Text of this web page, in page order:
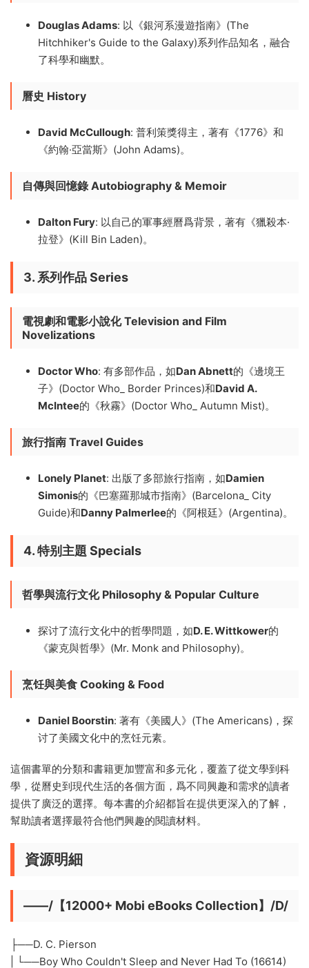
Douglas Adams: 以《銀河系漫遊指南》(The
Hitchhiker's Guide to the Galaxy)系列作品知名，融合
了科學和幽默。
曆史 History
David McCullough: 普利策獎得主，著有《1776》和
《約翰·亞當斯》(John Adams)。
自傳與回憶錄Autobiography & Memoir
Dalton Fury: 以自己的軍事經曆爲背景，著有《獵殺本·
拉登》(Kill Bin Laden)。
3. 系列作品 Series
電視劇和電影小說化 Television and Film
Novelizations
Doctor Who: 有多部作品，如Dan Abnett的《邊境王
子》(Doctor Who_ Border Princes)和David A.
McIntee的《秋霧》(Doctor Who_ Autumn Mist)。
旅行指南 Travel Guides
Lonely Planet: 出版了多部旅行指南，如Damien
Simonis的《巴塞羅那城市指南》(Barcelona_ City
Guide)和Danny Palmerlee的《阿根廷》(Argentina)。
4. 特别主題 Specials
哲學與流行文化 Philosophy & Popular Culture
探讨了流行文化中的哲學問題，如D. E. Wittkower的
《蒙克與哲學》(Mr. Monk and Philosophy)。
烹饪與美食 Cooking & Food
Daniel Boorstin: 著有《美國人》(The Americans)，探
讨了美國文化中的烹饪元素。
這個書單的分類和書籍更加豐富和多元化，覆蓋了從文學到科
學，從曆史到現代生活的各個方面，爲不同興趣和需求的讀者
提供了廣泛的選擇。每本書的介紹都旨在提供更深入的了解，
幫助讀者選擇最符合他們興趣的閱讀材料。
資源明細
——/【12000+ Mobi eBooks Collection】/D/
├──D. C. Pierson
| └──Boy Who Couldn't Sleep and Never Had To (16614)